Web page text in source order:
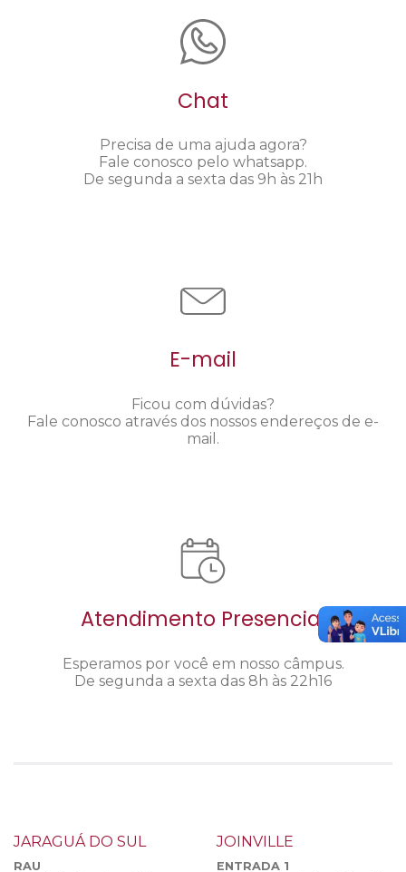
Chat
Precisa de uma ajuda agora?
Fale conosco pelo whatsapp.
De segunda a sexta das 9h às 21h
E-mail
Ficou com dúvidas?
Fale conosco através dos nossos endereços de e-
mail.
Atendimento Presencial
Esperamos por você em nosso câmpus.
De segunda a sexta das 8h às 22h16
JARAGUÁ DO SUL
RAU
JOINVILLE
ENTRADA 1